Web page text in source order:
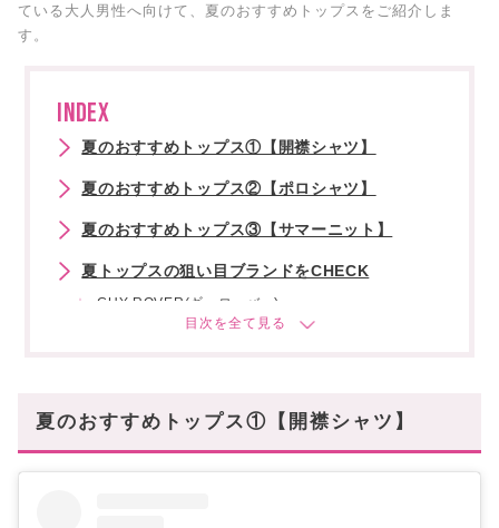
ている大人男性へ向けて、夏のおすすめトップスをご紹介しま
す。
INDEX
夏のおすすめトップス①【開襟シャツ】
夏のおすすめトップス②【ポロシャツ】
夏のおすすめトップス③【サマーニット】
夏トップスの狙い目ブランドをCHECK
GUY ROVER(ギ・ローバー)
JOHN SMEDLEY(ジョンスメドレー)
〈大人男性に真似してみて欲しい夏コーデの
POINT〉
夏コーデを満喫するなら、脱ノーマルTシャツ
夏のおすすめトップス①【開襟シャツ】